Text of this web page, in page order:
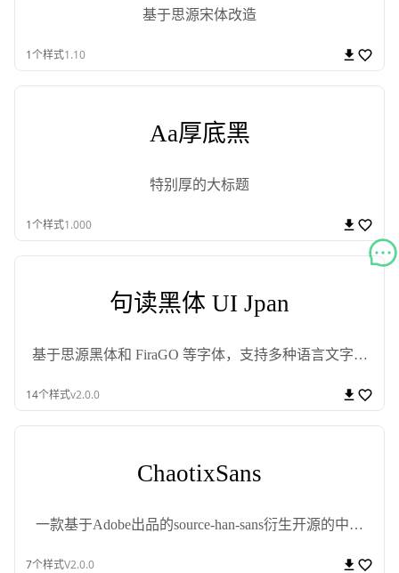
基于思源宋体改造
1个样式1.10
Aa厚底黑
特别厚的大标题
1个样式1.000
句读黑体 UI Jpan
基于思源黑体和 FiraGO 等字体，支持多种语言文字的
14个样式v2.0.0
ChaotixSans
一款基于Adobe出品的source-han-sans衍生开源的中文
7个样式V2.0.0